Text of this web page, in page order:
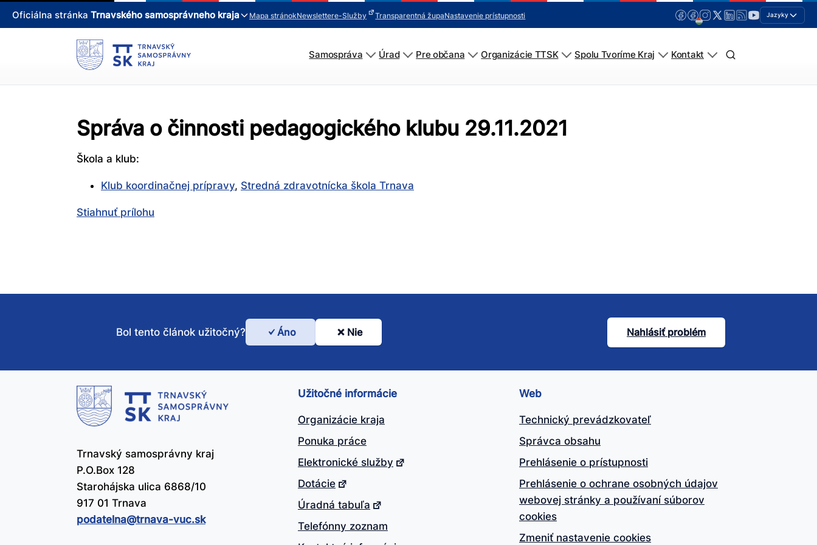
Oficiálna stránka Trnavského samosprávneho kraja Mapa stránokNewslettere-Služby Transparentná župaNastavenie prístupnosti Jazyky
Samospráva Úrad Pre občana Organizácie TTSK Spolu Tvoríme Kraj Kontakt
Správa o činnosti pedagogického klubu 29.11.2021
Škola a klub:
Klub koordinačnej prípravy, Stredná zdravotnícka škola Trnava
Stiahnuť prílohu
Bol
tento
článok
užitočný?
Bol tento článok užitočný? Áno Nie Nahlásiť problém
Trnavský samosprávny kraj
P.O.Box 128
Starohájska ulica 6868/10
917 01 Trnava
podatelna@​trnava-vuc.sk
Užitočné informácie
Organizácie kraja
Ponuka práce
Elektronické služby
Dotácie
Úradná tabuľa
Telefónny zoznam
Web
Technický prevádzkovateľ
Správca obsahu
Prehlásenie o prístupnosti
Prehlásenie o ochrane osobných údajov
webovej stránky a používaní súborov
cookies
Zmeniť nastavenie cookies